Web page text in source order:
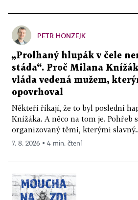
PETR HONZEJK
„Prolhaný hlupák v čele
stáda“. Proč Milana
vláda vedená mužem,
opovrhoval
Někteří říkají, že to byl poslední
Knížáka. A něco na tom je. Pohřeb
organizovaný těmi, kterými
7. 8. 2026 ▪ 4 min. čtení